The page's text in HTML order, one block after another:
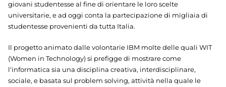
giovani studentesse al fine di orientare le loro scelte
universitarie, e ad oggi conta la partecipazione di migliaia di
studentesse provenienti da tutta Italia.
Il progetto animato dalle volontarie IBM molte delle quali WIT
(Women in Technology) si prefigge di mostrare come
l'informatica sia una disciplina creativa, interdisciplinare,
sociale, e basata sul problem solving, attività nella quale le